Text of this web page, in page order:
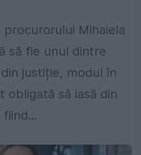
procurorului Mihaiela
să fie unul dintre
justiție, modul în
obligată să iasă din